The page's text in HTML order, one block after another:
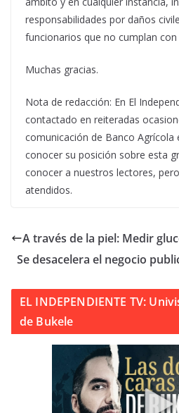
responsabilidades por daños
funcionarios que no cumplan
Muchas gracias.
Nota de redacción: En El
contactado en reiteradas
comunicación de Banco Agrícola
conocer su posición sobre esta
conocer a nuestros lectores,
atendidos.
A través de la piel: Medir
Se desacelera el negocio
EL INDEPENDIENTE TV:
de Bukele